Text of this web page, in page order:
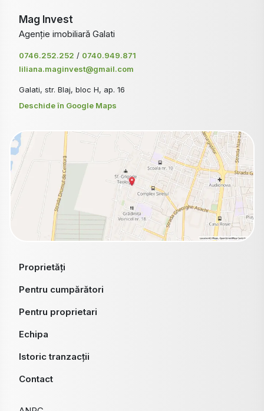
Mag Invest
Agenție imobiliară Galati
0746.252.252 / 0740.949.871
liliana.maginvest@gmail.com
Galati, str. Blaj, bloc H, ap. 16
Deschide în Google Maps
Proprietăți
Pentru cumpărători
Pentru proprietari
Echipa
Istoric tranzacții
Contact